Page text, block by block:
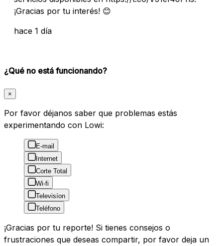
¡Gracias por tu interés! 😊
hace 1 día
¿Qué no está funcionando?
×
Por favor déjanos saber que problemas estás
experimentando con Lowi:
E-mail
Internet
Corte Total
Wi-fi
Televisíon
Teléfono
¡Gracias por tu reporte! Si tienes consejos o
frustraciones que deseas compartir, por favor deja un